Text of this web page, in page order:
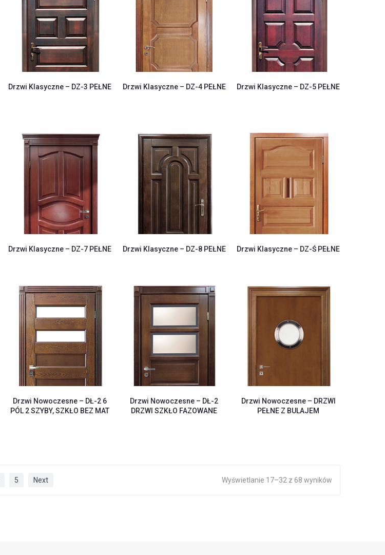
Drzwi Klasyczne – DZ-3 PEŁNE Drzwi Klasyczne – DZ-4 PEŁNE Drzwi Klasyczne – DZ-5 PEŁNE
Drzwi Klasyczne – DZ-7 PEŁNE Drzwi Klasyczne – DZ-8 PEŁNE Drzwi Klasyczne – DZ-Ś PEŁNE
Drzwi Nowoczesne – DŁ-2 6
PÓL 2 SZYBY, SZKŁO BEZ MAT
Drzwi Nowoczesne – DŁ-2
DRZWI SZKŁO FAZOWANE
Drzwi Nowoczesne – DRZWI
PEŁNE Z BULAJEM
5 Next Wyświetlanie 17–32 z 68 wyników